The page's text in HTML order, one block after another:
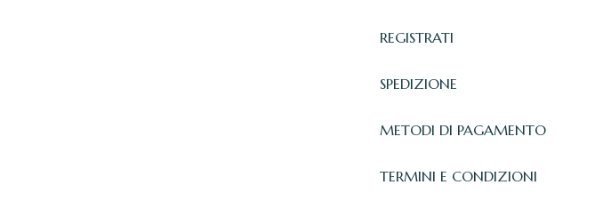
REGISTRATI
SPEDIZIONE
METODI DI PAGAMENTO
TERMINI E CONDIZIONI